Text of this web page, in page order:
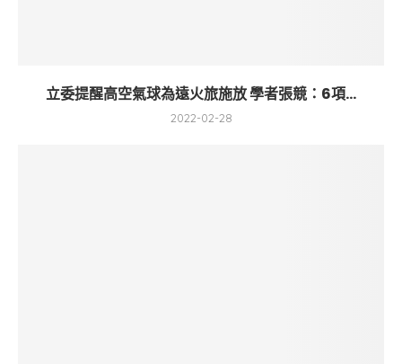
立委提醒高空氣球為遠火旅施放 學者張競：6項...
2022-02-28